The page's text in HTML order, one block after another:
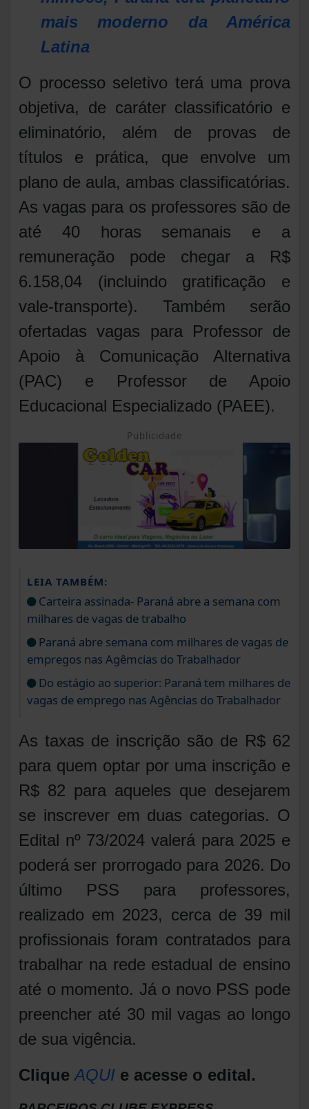
mais moderno da América
Latina
O processo seletivo terá uma prova
objetiva, de caráter classificatório e
eliminatório, além de provas de
títulos e prática, que envolve um
plano de aula, ambas classificatórias.
As vagas para os professores são de
até 40 horas semanais e a
remuneração pode chegar a R$
6.158,04 (incluindo gratificação e
vale-transporte). Também serão
ofertadas vagas para Professor de
Apoio à Comunicação Alternativa
(PAC) e Professor de Apoio
Educacional Especializado (PAEE).
Publicidade
LEIA TAMBÉM:
Carteira assinada- Paraná abre a semana com
milhares de vagas de trabalho
Paraná abre semana com milhares de vagas de
empregos nas Agêmcias do Trabalhador
Do estágio ao superior: Paraná tem milhares de
vagas de emprego nas Agências do Trabalhador
As taxas de inscrição são de R$ 62
para quem optar por uma inscrição e
R$ 82 para aqueles que desejarem
se inscrever em duas categorias. O
Edital nº 73/2024 valerá para 2025 e
poderá ser prorrogado para 2026. Do
último PSS para professores,
realizado em 2023, cerca de 39 mil
profissionais foram contratados para
trabalhar na rede estadual de ensino
até o momento. Já o novo PSS pode
preencher até 30 mil vagas ao longo
de sua vigência.
Clique AQUI e acesse o edital.